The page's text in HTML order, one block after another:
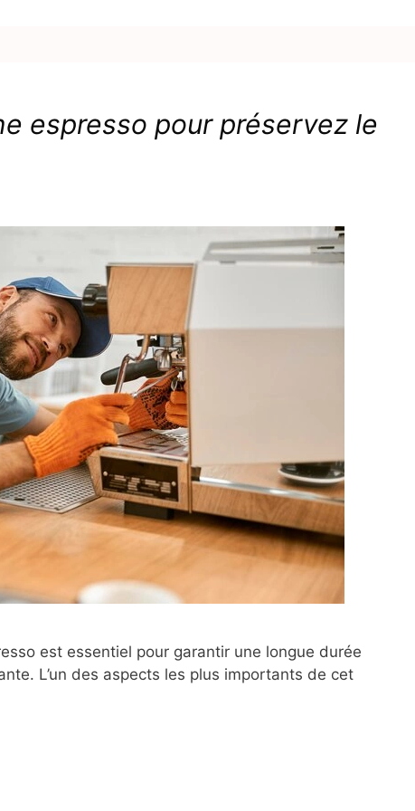
espresso pour préservez le
est essentiel pour garantir une longue durée
L’un des aspects les plus importants de cet